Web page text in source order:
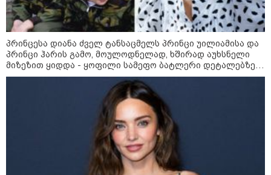
პრინცესა დიანა ძველ ტანსაცმელს პრინცი უილიამისა და
პრინცი ჰარის გამო, მოულოდნელად, ხშირად აუხსნელი
მიზეზით ყიდდა - ყოფილი სამეფო ბატლერი დეტალებზე
საკუთარ წიგნში საუბრობს